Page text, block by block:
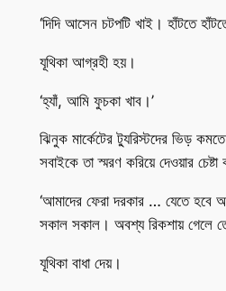
‘দিদি আসেন চটপটি খাই। হাঁটতে
যূথিকা আগ্রহী হয়।
‘হ্যাঁ, আমি ফুচকা খাব।’
ঝিনুক মার্কেটের ট্যুরিস্টদের ভিড়
সবাইকে তা স্মরণ করিয়ে দেওয়ার চেষ্টা
‘আমাদের ফেরা দরকার … যেতে হবে
সকাল সকাল। অবশ্য রিকশায় গেলে
যূথিকা বাধা দেয়।